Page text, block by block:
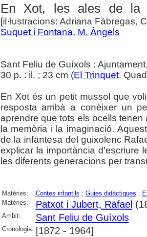
En Xot, les ales de la
[il·lustracions: Adriana Fàbregas,
Suquet i Fontana, M. Àngels
Sant Feliu de Guíxols :
30 p. : il. ; 23 cm (El Trinquet.
En Xot és un petit mussol que
resposta arribà a conèixer un
aprendre que tots els ocells
la memòria i la imaginació.
de la infantesa del guixolenc
explicar la importància d'escriure
les diferents generacions per
Matèries: Contes infantils ; Guies didàctiques ;
Matèries:
Patxot i Jubert, Rafael
Àmbit: Sant Feliu de Guíxols
Cronologia: [1872 - 1964]